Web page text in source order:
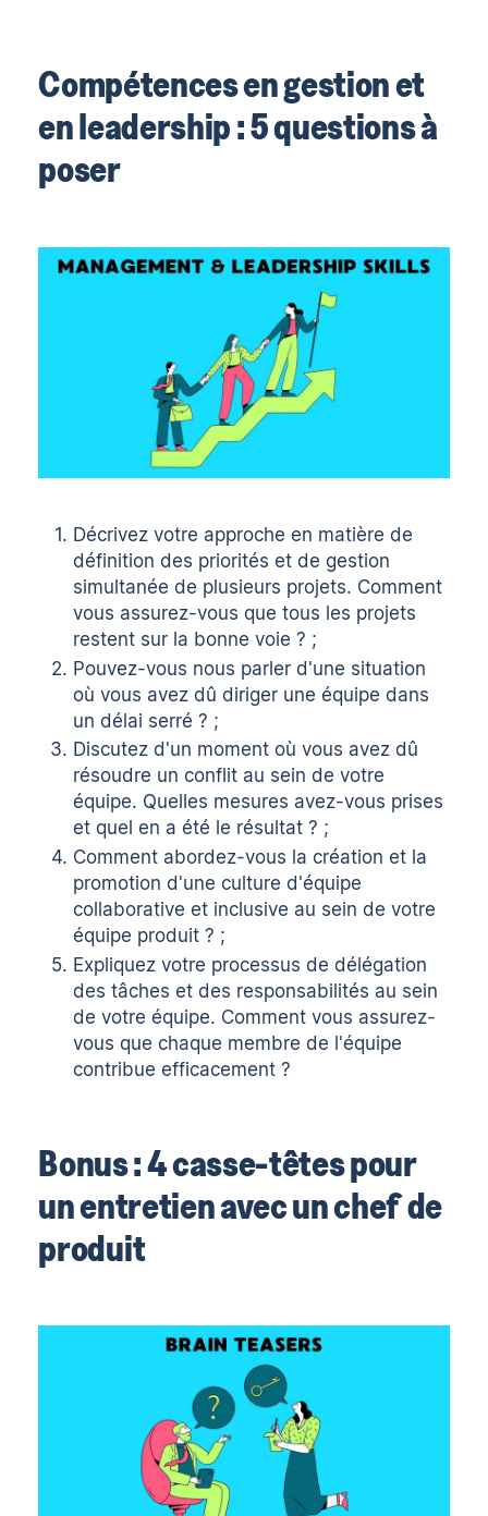
Compétences en gestion et
en leadership : 5 questions à
poser
Décrivez votre approche en matière de
définition des priorités et de gestion
simultanée de plusieurs projets. Comment
vous assurez-vous que tous les projets
restent sur la bonne voie ? ;
Pouvez-vous nous parler d'une situation
où vous avez dû diriger une équipe dans
un délai serré ? ;
Discutez d'un moment où vous avez dû
résoudre un conflit au sein de votre
équipe. Quelles mesures avez-vous prises
et quel en a été le résultat ? ;
Comment abordez-vous la création et la
promotion d'une culture d'équipe
collaborative et inclusive au sein de votre
équipe produit ? ;
Expliquez votre processus de délégation
des tâches et des responsabilités au sein
de votre équipe. Comment vous assurez-
vous que chaque membre de l'équipe
contribue efficacement ?
Bonus : 4 casse-têtes pour
un entretien avec un chef de
produit